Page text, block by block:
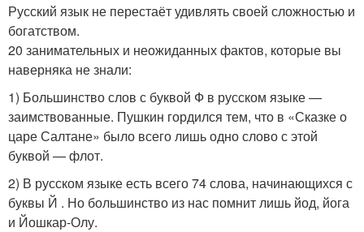
Русский язык не перестаёт удивлять своей сложностью и
богатством.
20 занимательных и неожиданных фактов, которые вы
наверняка не знали:
1) Большинство слов с буквой Ф в русском языке —
заимствованные. Пушкин гордился тем, что в «Сказке о
царе Салтане» было всего лишь одно слово с этой
буквой — флот.
2) В русском языке есть всего 74 слова, начинающихся с
буквы Й . Но большинство из нас помнит лишь йод, йога
и Йошкар-Олу.